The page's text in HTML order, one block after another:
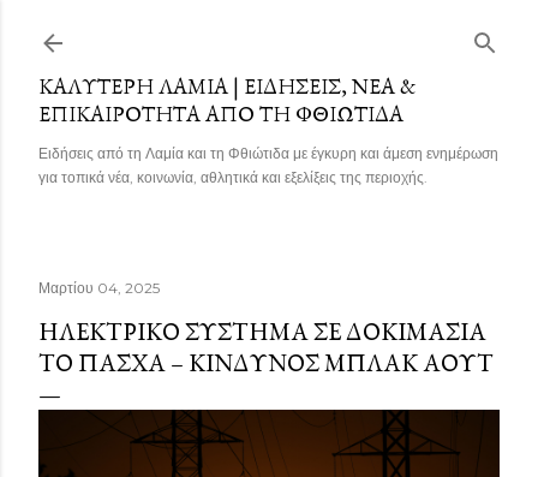
ΚΑΛΎΤΕΡΗ ΛΑΜΊΑ | ΕΙΔΉΣΕΙΣ, ΝΈΑ &
ΕΠΙΚΑΙΡΌΤΗΤΑ ΑΠΌ ΤΗ ΦΘΙΏΤΙΔΑ
Ειδήσεις από τη Λαμία και τη Φθιώτιδα με έγκυρη και άμεση ενημέρωση
για τοπικά νέα, κοινωνία, αθλητικά και εξελίξεις της περιοχής.
Μαρτίου 04, 2025
ΗΛΕΚΤΡΙΚΌ ΣΎΣΤΗΜΑ ΣΕ ΔΟΚΙΜΑΣΊΑ
ΤΟ ΠΆΣΧΑ – ΚΊΝΔΥΝΟΣ ΜΠΛΑΚ ΆΟΥΤ